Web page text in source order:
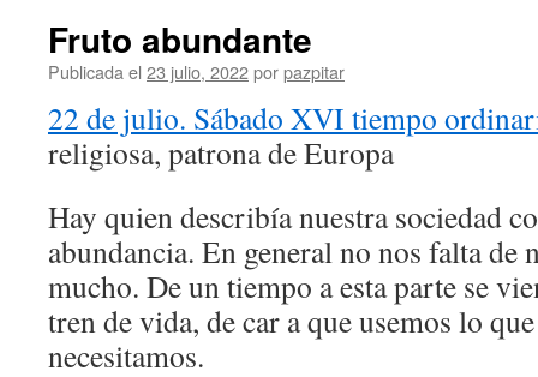
Fruto abundante
Publicada el 23 julio, 2022porpazpitar
22 de julio. Sábado XVI tiempo
religiosa, patrona de Europa
Hay quien describía nuestra sociedad
abundancia. En general no nos falta de
mucho. De un tiempo a esta parte se
tren de vida, de car a que usemos lo
necesitamos.